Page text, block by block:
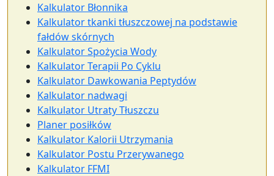
Kalkulator Błonnika
Kalkulator tkanki tłuszczowej na podstawie
fałdów skórnych
Kalkulator Spożycia Wody
Kalkulator Terapii Po Cyklu
Kalkulator Dawkowania Peptydów
Kalkulator nadwagi
Kalkulator Utraty Tłuszczu
Planer posiłków
Kalkulator Kalorii Utrzymania
Kalkulator Postu Przerywanego
Kalkulator FFMI